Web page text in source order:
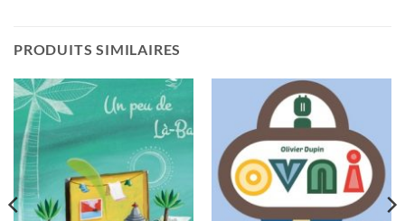
PRODUITS SIMILAIRES